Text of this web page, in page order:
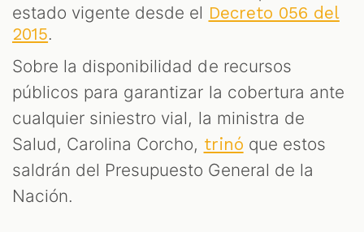
estado vigente desde el Decreto 056 del
2015.
Sobre la disponibilidad de recursos
públicos para garantizar la cobertura ante
cualquier siniestro vial, la ministra de
Salud, Carolina Corcho, trinó que estos
saldrán del Presupuesto General de la
Nación.